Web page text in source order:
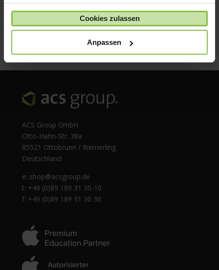
gesammelt haben.
Cookies zulassen
Anpassen
ACS Group GmbH
Otto-Hahn-Str. 38a
85521 Ottobrunn / Riemerling
Deutschland
e: shop@acsgroup.de
t: +49 (0)89 189 31 30-10
f: +49 (0)89 189 31 30 30